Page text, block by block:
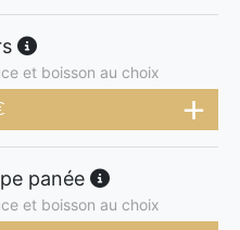
et boisson au choix
panée
et boisson au choix